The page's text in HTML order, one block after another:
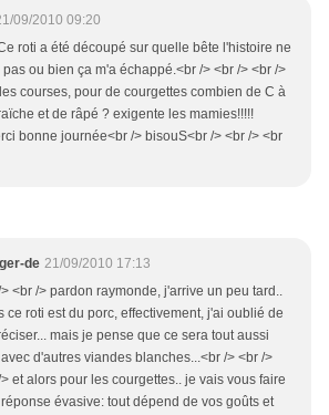
09/2010 09:20
roti a été découpé sur quelle bête l'histoire ne
pas ou bien ça m'a échappé.<br /> <br /> <br />
courses, pour de courgettes combien de C à
et de râpé ? exigente les mamies!!!!!
bonne journée<br /> bisouS<br /> <br /> <br
de 21/09/2010 17:13
<br /> pardon raymonde, j'arrive un peu tard..
ce roti est du porc, effectivement, j'ai oublié de
mais je pense que ce sera tout aussi
d'autres viandes blanches...<br /> <br />
et alors pour les courgettes.. je vais vous faire
évasive: tout dépend de vos goûts et